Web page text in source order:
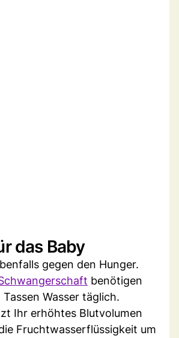
das Baby
gegen den Hunger.
benötigen
Wasser täglich.
Ihr erhöhtes Blutvolumen
Fruchtwasserflüssigkeit um